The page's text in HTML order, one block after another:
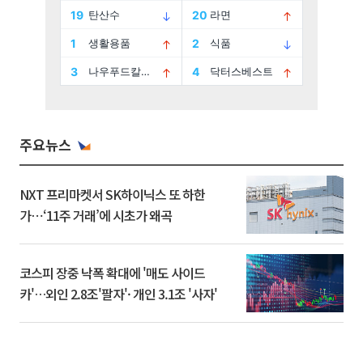
주요뉴스
NXT 프리마켓서 SK하이닉스 또 하한
가⋯‘11주 거래’에 시초가 왜곡
코스피 장중 낙폭 확대에 '매도 사이드
카'…외인 2.8조'팔자'· 개인 3.1조 '사자'